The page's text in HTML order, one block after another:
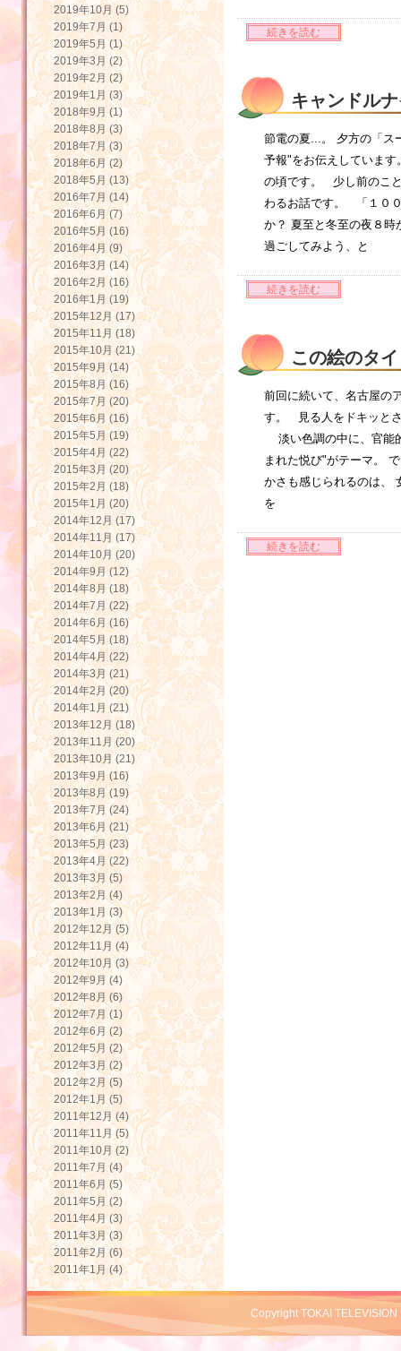
続きを読む
キャンドル
節電の夏...。 夕方の「ス
予報"をお伝えしていま
の頃です。 少し前のこ
わるお話です。 「１０
か？ 夏至と冬至の夜８時
過ごしてみよう、と
続きを読む
この絵のタ
前回に続いて、名古屋の
す。 見る人をドキッと
淡い色調の中に、官能
まれた悦び"がテーマ。
かさも感じられるのは、
を
続きを読む
2019年10月 (5)
2019年7月 (1)
2019年5月 (1)
2019年3月 (2)
2019年2月 (2)
2019年1月 (3)
2018年9月 (1)
2018年8月 (3)
2018年7月 (3)
2018年6月 (2)
2018年5月 (13)
2016年7月 (14)
2016年6月 (7)
2016年5月 (16)
2016年4月 (9)
2016年3月 (14)
2016年2月 (16)
2016年1月 (19)
2015年12月 (17)
2015年11月 (18)
2015年10月 (21)
2015年9月 (14)
2015年8月 (16)
2015年7月 (20)
2015年6月 (16)
2015年5月 (19)
2015年4月 (22)
2015年3月 (20)
2015年2月 (18)
2015年1月 (20)
2014年12月 (17)
2014年11月 (17)
2014年10月 (20)
2014年9月 (12)
2014年8月 (18)
2014年7月 (22)
2014年6月 (16)
2014年5月 (18)
2014年4月 (22)
2014年3月 (21)
2014年2月 (20)
2014年1月 (21)
2013年12月 (18)
2013年11月 (20)
2013年10月 (21)
2013年9月 (16)
2013年8月 (19)
2013年7月 (24)
2013年6月 (21)
2013年5月 (23)
2013年4月 (22)
2013年3月 (5)
2013年2月 (4)
2013年1月 (3)
2012年12月 (5)
2012年11月 (4)
2012年10月 (3)
2012年9月 (4)
2012年8月 (6)
2012年7月 (1)
2012年6月 (2)
2012年5月 (2)
2012年3月 (2)
2012年2月 (5)
2012年1月 (5)
2011年12月 (4)
2011年11月 (5)
2011年10月 (2)
2011年7月 (4)
2011年6月 (5)
2011年5月 (2)
2011年4月 (3)
2011年3月 (3)
2011年2月 (6)
2011年1月 (4)
Copyright TOKAI